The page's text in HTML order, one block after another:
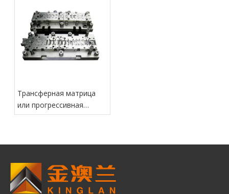
Трансферная матрица
или прогрессивная
матрица: что лучше для